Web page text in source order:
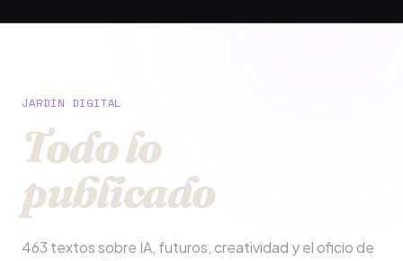
JARDÍN DIGITAL
Todo lo
publicado
463 textos sobre IA, futuros, creatividad y el oficio de